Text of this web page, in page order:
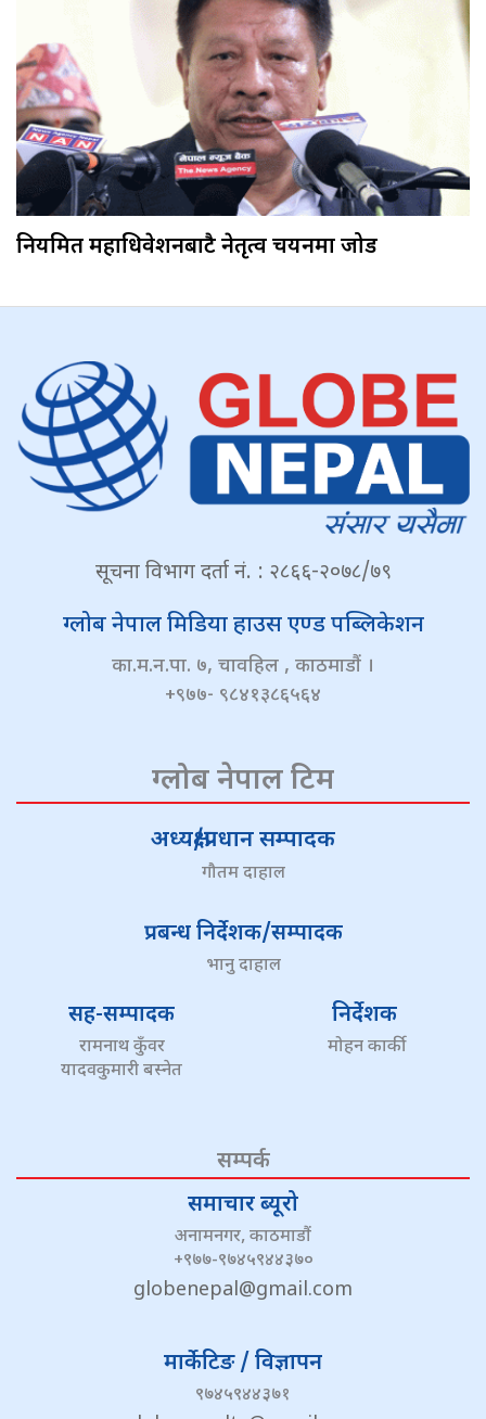
नियमित महाधिवेशनबाटै नेतृत्व चयनमा जोड
सूचना विभाग दर्ता नं. : २८६६-२०७८/७९
ग्लोब नेपाल मिडिया हाउस एण्ड पब्लिकेशन
का.म.न.पा. ७, चावहिल , काठमाडौं ।
+९७७- ९८४१३८६५६४
ग्लोब नेपाल टिम
अध्यक्ष/प्रधान सम्पादक
गौतम दाहाल
प्रबन्ध निर्देशक/सम्पादक
भानु दाहाल
सह-सम्पादक
रामनाथ कुँवर
यादवकुमारी बस्नेत
निर्देशक
मोहन कार्की
सम्पर्क
समाचार ब्यूरो
अनामनगर, काठमाडौं
+९७७-९७४५९४४३७०
globenepal@gmail.com
मार्केटिङ / विज्ञापन
९७४५९४४३७१